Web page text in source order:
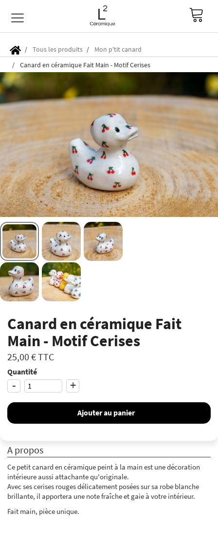
Tous les produits
Mon p'tit canard
Canard en céramique Fait Main - Motif Cerises
Canard en céramique Fait
Main - Motif Cerises
25,00 €TTC
Quantité
- +
Ajouter au panier
A propos
Ce petit canard en céramique peint à la main est une décoration
intérieure aussi attachante qu'originale.
Avec ses cerises rouges délicatement posées sur sa robe blanche
brillante, il apportera une note fraîche et gaie à votre intérieur.
Fait main, pièce unique.